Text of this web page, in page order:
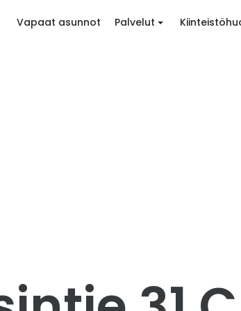
Vapaat asunnot Palvelut